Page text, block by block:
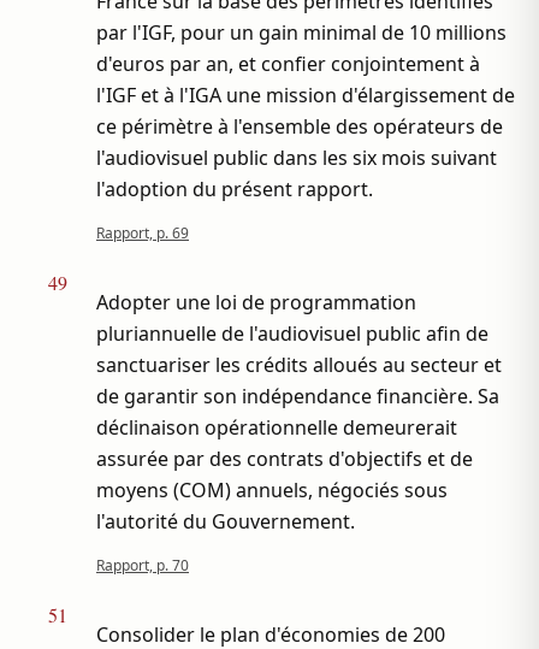
par l'IGF, pour un gain minimal de 10 millions
d'euros par an, et confier conjointement à
l'IGF et à l'IGA une mission d'élargissement de
ce périmètre à l'ensemble des opérateurs de
l'audiovisuel public dans les six mois suivant
l'adoption du présent rapport.
Rapport, p. 69
49
Adopter une loi de programmation
pluriannuelle de l'audiovisuel public afin de
sanctuariser les crédits alloués au secteur et
de garantir son indépendance financière. Sa
déclinaison opérationnelle demeurerait
assurée par des contrats d'objectifs et de
moyens (COM) annuels, négociés sous
l'autorité du Gouvernement.
Rapport, p. 70
51
Consolider le plan d'économies de 200